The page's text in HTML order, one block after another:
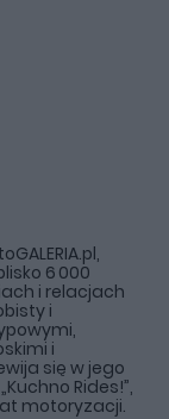
6 000
i relacjach
i
i
się w jego
Rides!”,
motoryzacji.